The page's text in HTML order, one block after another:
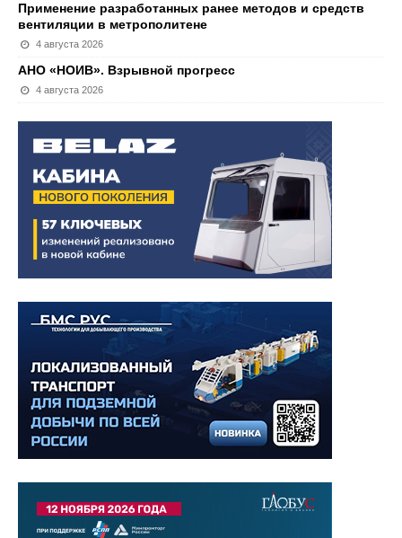
Применение разработанных ранее методов и средств
вентиляции в метрополитене
4 августа 2026
АНО «НОИВ». Взрывной прогресс
4 августа 2026